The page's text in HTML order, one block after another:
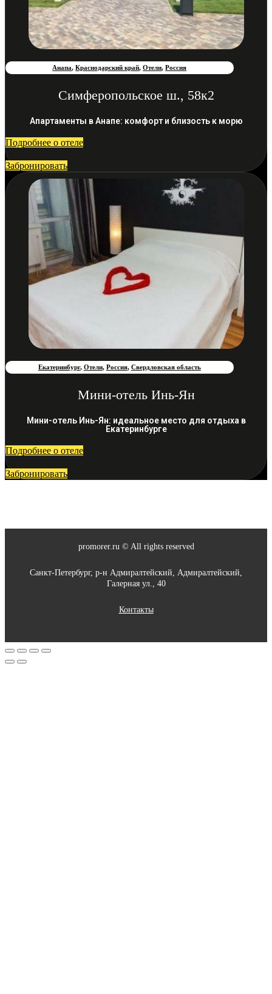
Анапа,Краснодарский край,Отели,Россия
Симферопольское ш., 58к2
Апартаменты в Анапе: комфорт и близость к морю
Подробнее о отеле
Забронировать
Екатеринбург, Отели, Россия, Свердловская область
Мини-отель Инь-Ян
Мини-отель Инь-Ян: идеальное место для отдыха в
Екатеринбурге
Подробнее о отеле
Забронировать
promorer.ru © All rights reserved
Санкт-Петербург, р-н Адмиралтейский, Адмиралтейский,
Галерная ул., 40
Контакты